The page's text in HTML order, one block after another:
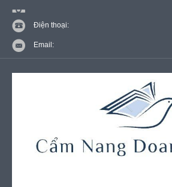
Điện thoại:
Email: